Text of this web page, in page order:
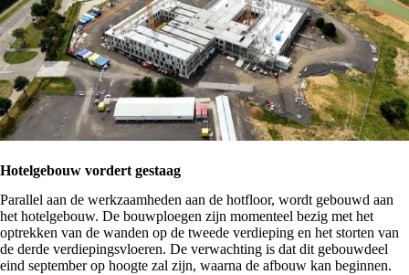
Hotelgebouw vordert gestaag
Parallel aan de werkzaamheden aan de hotfloor, wordt gebouwd aan
het hotelgebouw. De bouwploegen zijn momenteel bezig met het
optrekken van de wanden op de tweede verdieping en het storten van
de derde verdiepingsvloeren. De verwachting is dat dit gebouwdeel
eind september op hoogte zal zijn, waarna de afbouw kan beginnen.